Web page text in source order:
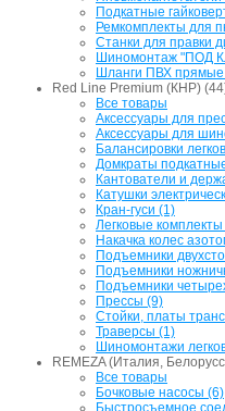
Подкатные
Ремкомплекты для
Станки для правки
Шиномонтаж "ПОД
Шланги ПВХ прямые
Red Line Premium (КНР)
Все товары
Аксессуары для
Аксессуары для
Балансировки
Домкраты
Кантователи и
Катушки
Кран-гуси (1)
Легковые
Накачка колес
Подъемники
Подъемники
Подъемники
Прессы (9)
Стойки, платы
Траверсы (1)
Шиномонтажи
REMEZA (Италия,
Все товары
Бочковые насосы (6)
Быстросъемное